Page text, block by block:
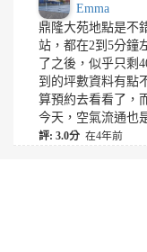
Emma
鼎隆大苑地點是不
站，都在2到5分鐘
了之後，似乎只剩
到的坪數資料有點
算預約去看看了，
今天，空氣流通也
評: 3.0分 在4年前